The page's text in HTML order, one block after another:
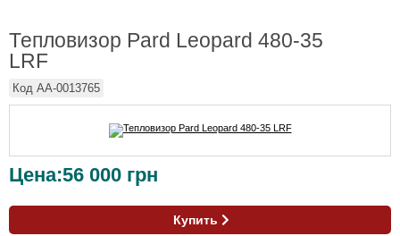
Тепловизор Pard Leopard 480-35
LRF
Код AA-0013765
Цена:56 000 грн
Купить